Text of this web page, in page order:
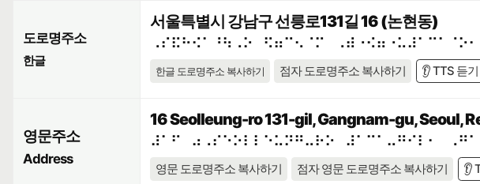
도로명주소
한글
서울특별시 강남구 선릉로131길 16 (논현동)
한글 도로명주소 복사하기 점자 도로명주소 복사하기 👂 TTS 듣기
영문주소
Address
16 Seolleung-ro 131-gil, Gangnam-gu, Seoul,
영문 도로명주소 복사하기 점자 영문 도로명주소 복사하기 👂